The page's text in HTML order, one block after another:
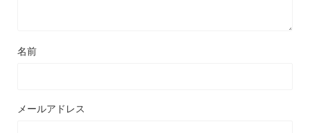
名前
メールアドレス